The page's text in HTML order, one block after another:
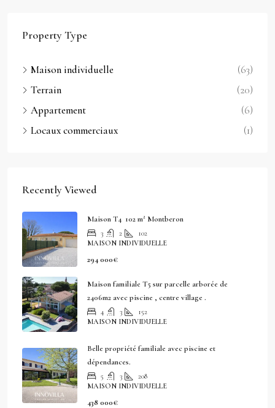
Property Type
Maison individuelle
(63)
Terrain
(20)
Appartement
(6)
Locaux commerciaux
(1)
Recently Viewed
Maison T4 102 m² Montberon
3 2
102
MAISON INDIVIDUELLE
294 000€
Maison familiale T5 sur parcelle arborée de
2406m2 avec piscine , centre village .
4 3
152
MAISON INDIVIDUELLE
Belle propriété familiale avec piscine et
dépendances.
5 3
208
MAISON INDIVIDUELLE
438 000€